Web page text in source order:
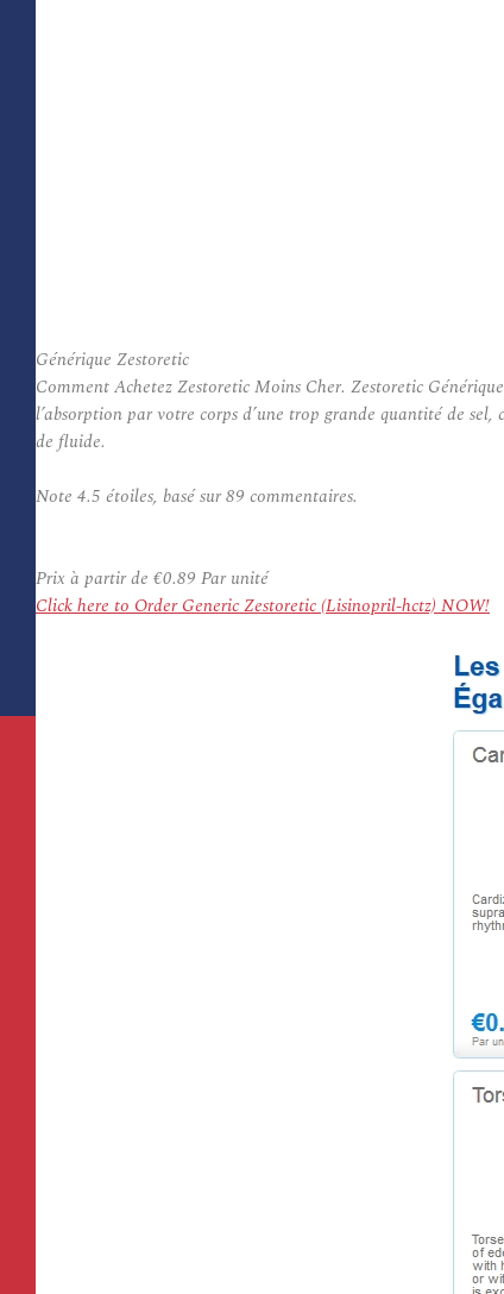
Générique Zestoretic
Comment Achetez Zestoretic Moins Cher. Zestoretic
l’absorption par votre corps d’une trop grande quantité de
de fluide.
Note 4.5 étoiles, basé sur89 commentaires.
Prix à partir de €0.89 Par unité
Click here to Order Generic Zestoretic (Lisinopril-hctz) NOW!